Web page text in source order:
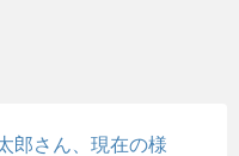
郎さん、現在の様